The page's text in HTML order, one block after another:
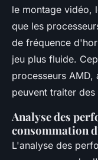
le montage vidéo,
que les
de fréquence
jeu plus fluide.
processeurs
peuvent traiter
Analyse des
consommation
L'analyse des